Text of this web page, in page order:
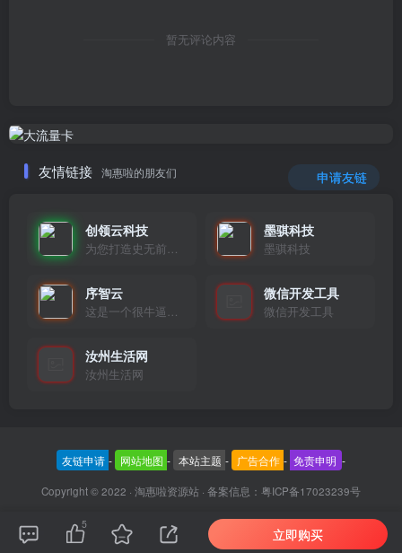
暂无评论内容
友情链接 淘惠啦的朋友们 申请友链
创领云科技
为您打造史无前例的应用产品带您认识新时代产品的创新
墨骐科技
墨骐科技
序智云
这是一个很牛逼的开发者，要开发找他准行！
微信开发工具
微信开发工具
汝州生活网
汝州生活网
友链申请 - 网站地图 - 本站主题 - 广告合作 - 免责申明 -
Copyright © 2022 · 淘惠啦资源站 · 备案信息： 粤ICP备17023239号
5
立即购买